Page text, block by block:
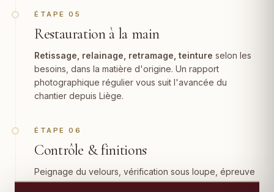
ÉTAPE 05
Restauration à la main
Retissage, relainage, retramage , teinture selon les
besoins, dans la matière d'origine. Un rapport
photographique régulier vous suit l'avancée du
chantier depuis Liège.
ÉTAPE 06
Contrôle & finitions
Peignage du velours, vérification sous loupe, épreuve
finale. La pièce ne reprend la route de Liège qu'une